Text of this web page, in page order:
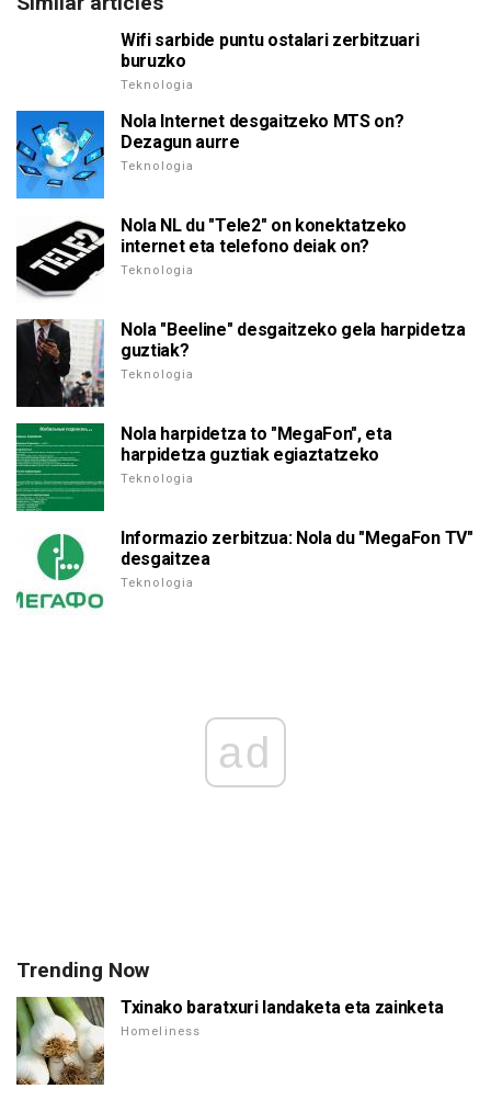
Wifi sarbide puntu ostalari zerbitzuari
buruzko
Teknologia
Nola Internet desgaitzeko MTS on?
Dezagun aurre
Teknologia
Nola NL du "Tele2" on konektatzeko
internet eta telefono deiak on?
Teknologia
Nola "Beeline" desgaitzeko gela harpidetza
guztiak?
Teknologia
Nola harpidetza to "MegaFon", eta
harpidetza guztiak egiaztatzeko
Teknologia
Informazio zerbitzua: Nola du "MegaFon TV"
desgaitzea
Teknologia
ad
Trending Now
Txinako baratxuri landaketa eta zainketa
Homeliness